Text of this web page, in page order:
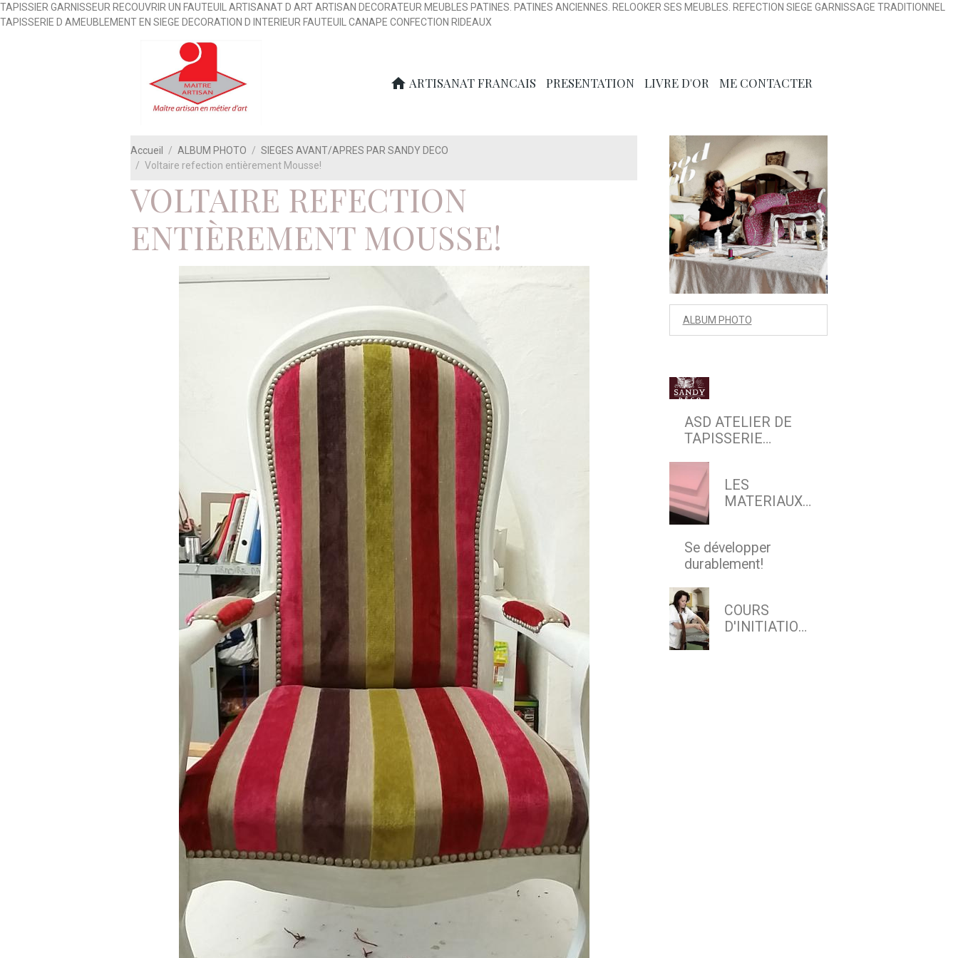
TAPISSIER GARNISSEUR RECOUVRIR UN FAUTEUIL ARTISANAT D ART ARTISAN DECORATEUR MEUBLES PATINES. PATINES ANCIENNES. RELOOKER SES MEUBLES. REFECTION SIEGE GARNISSAGE TRADITIONNEL
TAPISSERIE D AMEUBLEMENT EN SIEGE DECORATION D INTERIEUR FAUTEUIL CANAPE CONFECTION RIDEAUX
ARTISANAT FRANCAIS PRESENTATION LIVRE D'OR ME CONTACTER
Accueil ALBUM PHOTO
SIEGES AVANT/APRES PAR SANDY DECO
Voltaire refection entièrement Mousse!
VOLTAIRE REFECTION
ENTIÈREMENT MOUSSE!
ALBUM PHOTO
ASD ATELIER DE
TAPISSERIE
EN SIEGE & DECOR
LES
MATERIAUX
Se développer
durablement!
COURS
D'INITIATION